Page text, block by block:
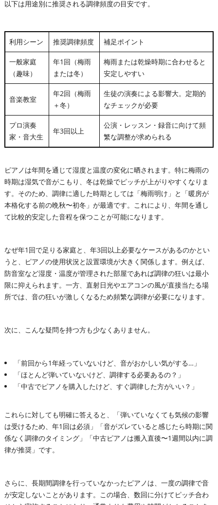
以下は用途別に推奨される調律頻度の目安です。
利用シーン 推奨調律頻度 補足ポイント
一般家庭
（趣味）
年1回（梅雨
または冬）
梅雨または乾燥時期に合わせると
安定しやすい
音楽教室
年2回（梅雨
＋冬）
生徒の演奏による影響大。定期的
なチェックが必要
プロ演奏
家・音大生
年3回以上
公演・レッスン・録音に向けて頻
繁な調整が求められる
ピアノは年間を通じて湿度と温度の変化に晒されます。特に梅雨の
時期は湿気で音がこもり、冬は乾燥でピッチが上がりやすくなりま
す。そのため、調律に適した時期としては「梅雨明け」と「暖房が
本格化する前の晩秋〜初冬」が最適です。これにより、年間を通し
て比較的安定した音程を保つことが可能になります。
なぜ年1回で足りる家庭と、年3回以上必要なケースがあるのかとい
うと、ピアノの使用状況と設置環境が大きく関係します。例えば、
防音室など湿度・温度が管理された部屋であれば調律の狂いは最小
限に抑えられます。一方、直射日光やエアコンの風が直接当たる場
所では、音の狂いが激しくなるため頻繁な調律が必要になります。
次に、こんな疑問を持つ方も少なくありません。
「前回から1年経っていないけど、音がおかしい気がする…」
「ほとんど弾いていないけど、調律する必要あるの？」
「中古でピアノを購入したけど、すぐ調律した方がいい？」
これらに対しても明確に答えると、「弾いていなくても気候の影響
は受けるため、年1回は必須」「音がズレていると感じたら時期に関
係なく調律のタイミング」「中古ピアノは搬入直後〜1週間以内に調
律が推奨」です。
さらに、長期間調律を行っていなかったピアノは、一度の調律で音
が安定しないことがあります。この場合、数回に分けてピッチ合わ